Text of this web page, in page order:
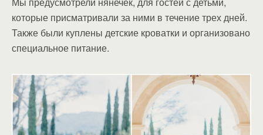
которые присматривали за ними в течение трех дней.
Также были куплены детские кроватки и организовано
специальное питание.